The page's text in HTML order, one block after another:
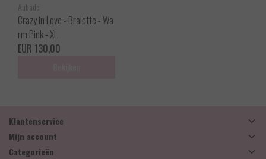
Aubade
Crazy in Love - Bralette - Wa
rm Pink - XL
EUR 130,00
Klantenservice
Mijn account
Categorieën